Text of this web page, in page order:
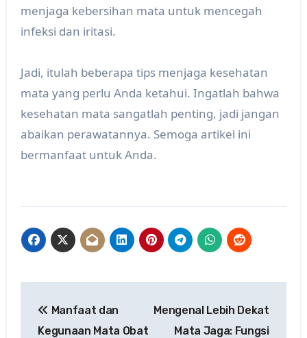
menjaga kebersihan mata untuk mencegah
infeksi dan iritasi.
Jadi, itulah beberapa tips menjaga kesehatan
mata yang perlu Anda ketahui. Ingatlah bahwa
kesehatan mata sangatlah penting, jadi jangan
abaikan perawatannya. Semoga artikel ini
bermanfaat untuk Anda.
navigation
Manfaat dan
Kegunaan Mata Obat
Mengenal Lebih Dekat
Mata Jaga: Fungsi